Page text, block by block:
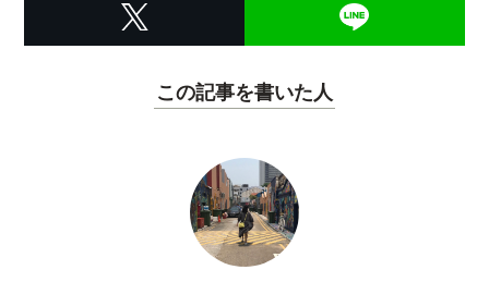
この記事を書いた人